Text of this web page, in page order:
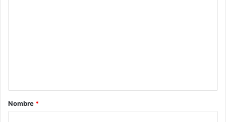
rNombre *